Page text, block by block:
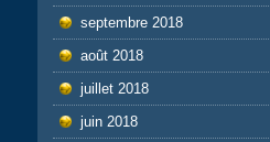
septembre 2018
août 2018
juillet 2018
juin 2018